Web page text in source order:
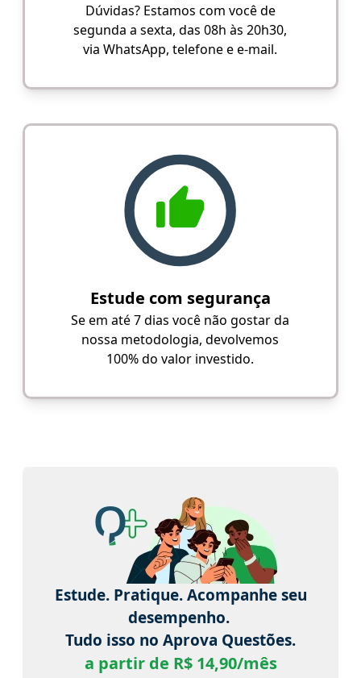
Dúvidas? Estamos com você de
segunda a sexta, das 08h às 20h30,
via WhatsApp, telefone e e-mail.
Estude com segurança
Se em até 7 dias você não gostar da
nossa metodologia, devolvemos
100% do valor investido.
Estude. Pratique. Acompanhe seu
desempenho.
Tudo isso no Aprova Questões.
a partir de R$ 14,90/mês